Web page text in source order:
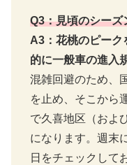
Q3：見頃のシーズ
A3：花桃のピーク
的に一般車の進入
混雑回避のため、
を止め、そこから
で久喜地区（およ
になります。週末
日をチェックして